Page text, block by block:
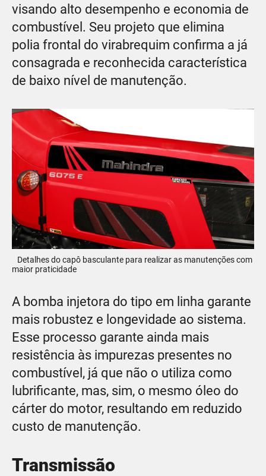
visando alto desempenho e economia de
combustível. Seu projeto que elimina
polia frontal do virabrequim confirma a já
consagrada e reconhecida característica
de baixo nível de manutenção.
Detalhes do capô basculante para realizar as manutenções com
maior praticidade
A bomba injetora do tipo em linha garante
mais robustez e longevidade ao sistema.
Esse processo garante ainda mais
resistência às impurezas presentes no
combustível, já que não o utiliza como
lubrificante, mas, sim, o mesmo óleo do
cárter do motor, resultando em reduzido
custo de manutenção.
Transmissão